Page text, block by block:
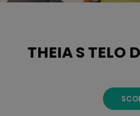
THEIA S TELO